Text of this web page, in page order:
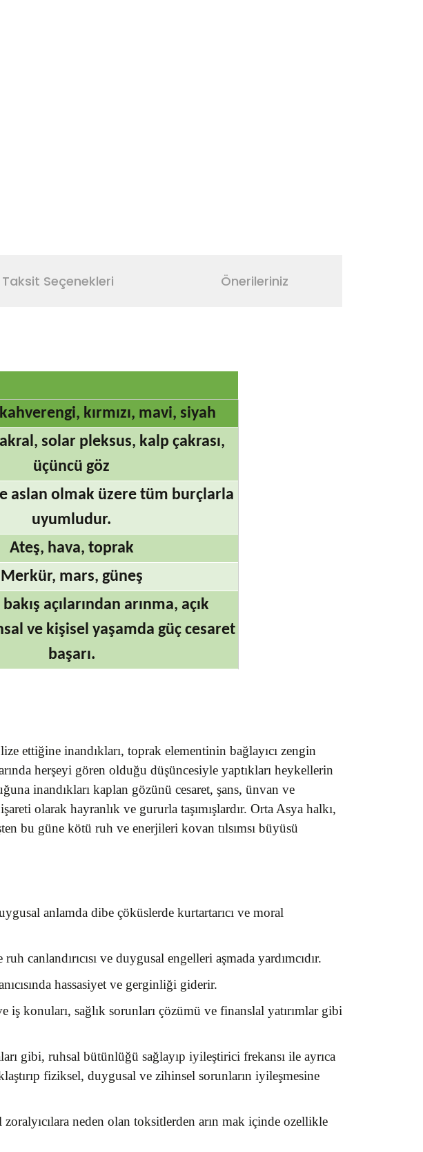
Taksit Seçenekleri Önerileriniz
kahverengi, kırmızı, mavi, siyah
solar pleksus, kalp çakrası,
üçüncü göz
aslan olmak üzere tüm burçlarla
uyumludur.
Ateş, hava, toprak
Merkür, mars, güneş
bakış açılarından arınma, açık
ve kişisel yaşamda güç cesaret
başarı.
ettiğine inandıkları, toprak elementinin bağlayıcı zengin
herşeyi gören olduğu düşüncesiyle yaptıkları heykellerin
inandıkları kaplan gözünü cesaret, şans, ünvan ve
olarak hayranlık ve gururla taşımışlardır. Orta Asya halkı,
bu güne kötü ruh ve enerjileri kovan tılsımsı büyüsü
anlamda dibe çöküslerde kurtartarıcı ve moral
canlandırıcısı ve duygusal engelleri aşmada yardımcıdır.
hassasiyet ve gerginliği giderir.
konuları, sağlık sorunları çözümü ve finanslal yatırımlar gibi
gibi, ruhsal bütünlüğü sağlayıp iyileştirici frekansı ile ayrıca
fiziksel, duygusal ve zihinsel sorunların iyileşmesine
neden olan toksitlerden arın mak içinde ozellikle